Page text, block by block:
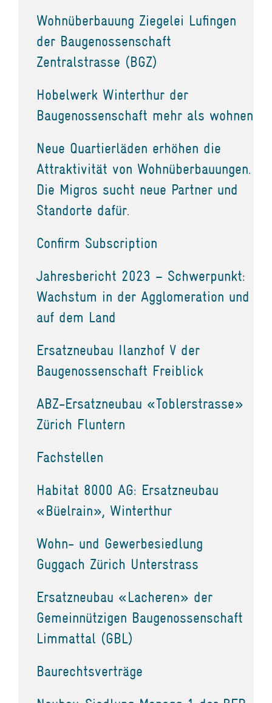
Wohnüberbauung Ziegelei Lufingen
der Baugenossenschaft
Zentralstrasse (BGZ)
Hobelwerk Winterthur der
Baugenossenschaft mehr als wohnen
Neue Quartierläden erhöhen die
Attraktivität von Wohnüberbauungen.
Die Migros sucht neue Partner und
Standorte dafür.
Confirm Subscription
Jahresbericht 2023 – Schwerpunkt:
Wachstum in der Agglomeration und
auf dem Land
Ersatzneubau Ilanzhof V der
Baugenossenschaft Freiblick
ABZ-Ersatzneubau «Toblerstrasse»
Zürich Fluntern
Fachstellen
Habitat 8000 AG: Ersatzneubau
«Büelrain», Winterthur
Wohn- und Gewerbesiedlung
Guggach Zürich Unterstrass
Ersatzneubau «Lacheren» der
Gemeinnützigen Baugenossenschaft
Limmattal (GBL)
Baurechtsverträge